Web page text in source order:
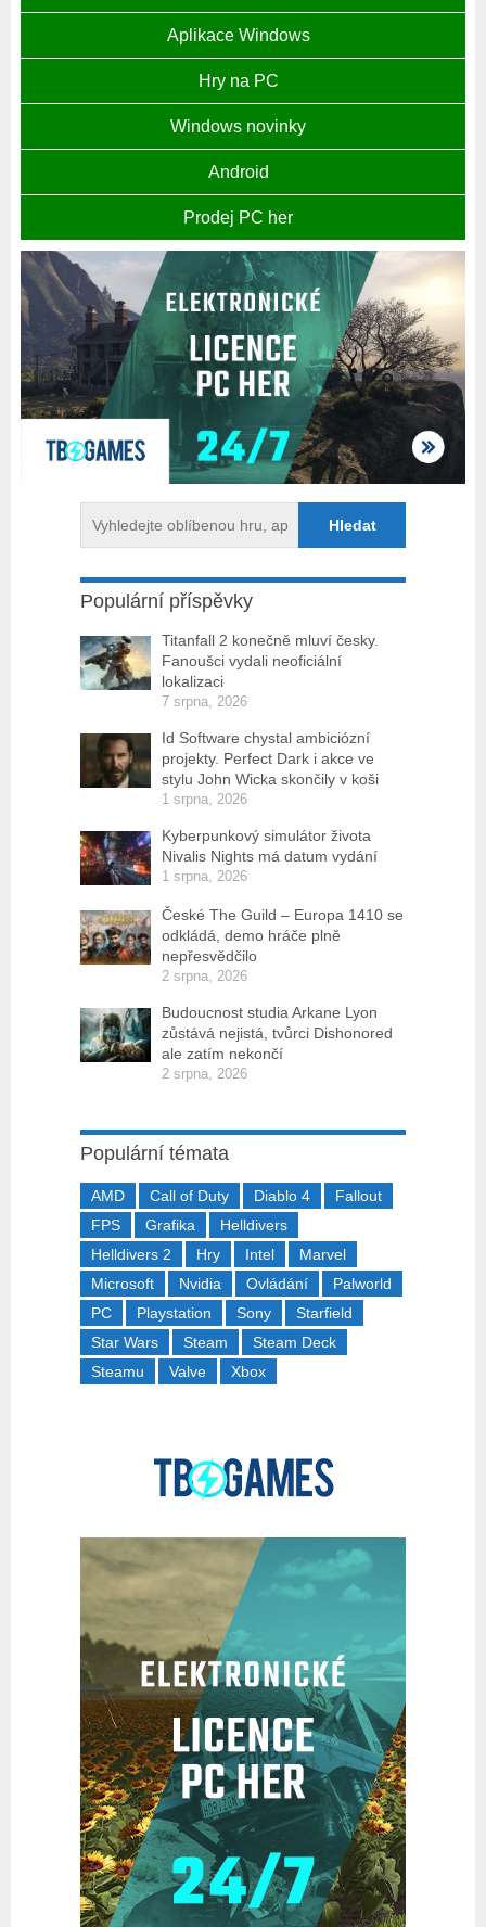
Aplikace Windows
Hry na PC
Windows novinky
Android
Prodej PC her
Populární příspěvky
Titanfall 2 konečně mluví česky.
Fanoušci vydali neoficiální
lokalizaci
7 srpna, 2026
Id Software chystal ambiciózní
projekty. Perfect Dark i akce ve
stylu John Wicka skončily v koši
1 srpna, 2026
Kyberpunkový simulátor života
Nivalis Nights má datum vydání
1 srpna, 2026
České The Guild – Europa 1410 se
odkládá, demo hráče plně
nepřesvědčilo
2 srpna, 2026
Budoucnost studia Arkane Lyon
zůstává nejistá, tvůrci Dishonored
ale zatím nekončí
2 srpna, 2026
Populární témata
AMD Call of Duty Diablo 4
Fallout
FPS
Grafika
Helldivers
Helldivers 2
Hry Intel
Marvel
Microsoft
Nvidia Ovládání
Palworld
PC
Playstation Sony
Starfield
Star Wars
Steam
Steam Deck
Steamu
Valve Xbox